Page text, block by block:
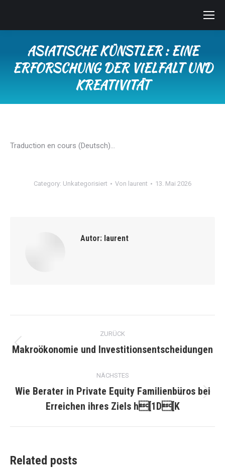
ASIATISCHE KÜNSTLER : EINE
ERFORSCHUNG DER VIELFALT UND
KREATIVITÄT
Traduction en cours (Deutsch)…
Category: Unkategorisiert Von laurent 13. Mai 2026
Autor: laurent
Kommentarnavigation
ZURÜCK
Vorheriger
Makroökonomie und Investitionsentscheidungen
NÄCHSTES
Nächster
Beitrag:
Wie Berater in Private Equity Familienbüros bei
Erreichen ihres Ziels h[1D[K
Related posts